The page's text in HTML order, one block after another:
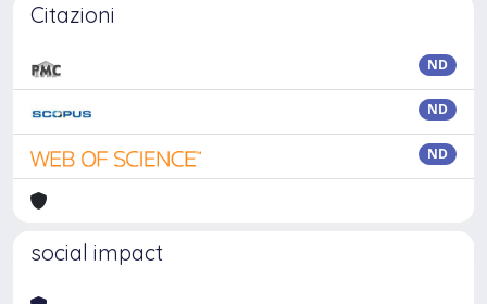
Citazioni
ND
ND
ND
social impact